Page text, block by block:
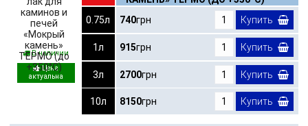
В наличии
0.75л
740грн Купить
1л 915грн Купить
3л 2700грн Купить
10л 8150грн Купить